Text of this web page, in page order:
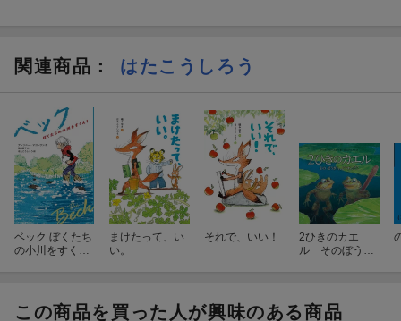
関連商品 ： はたこうしろう
ベック ぼくたち
の小川をすく
まけたって、い
い。
それで、いい！
2ひきのカエ
ル そのぼうき
この商品を買った人が興味のある商品